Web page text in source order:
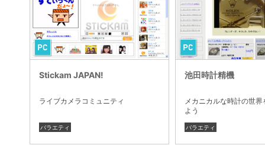
Stickam JAPAN!
ライブカメラコミュニティ
バラエティ
池田時計精機
メカニカルな時計の世
よう
バラエティ